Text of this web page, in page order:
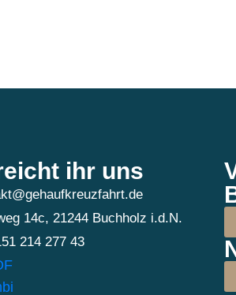
ihr uns
14c, 21244 Buchholz i.d.N.
214 277 43